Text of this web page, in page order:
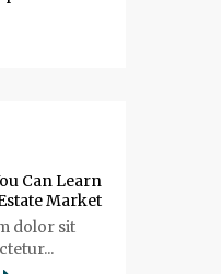
Can Learn
Market
dolor sit